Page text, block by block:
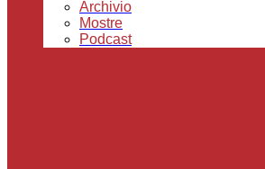
Archivio
Mostre
Podcast